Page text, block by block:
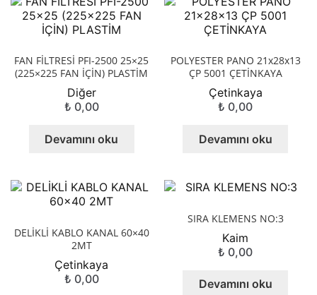
FAN FİLTRESİ PFI-2500 25×25
(225×225 FAN İÇİN) PLASTİM
Diğer
₺ 0,00
Devamını oku
POLYESTER PANO 21x28x13
ÇP 5001 ÇETİNKAYA
Çetinkaya
₺ 0,00
Devamını oku
DELİKLİ KABLO KANAL 60×40
2MT
Çetinkaya
₺ 0,00
SIRA KLEMENS NO:3
Kaim
₺ 0,00
Devamını oku